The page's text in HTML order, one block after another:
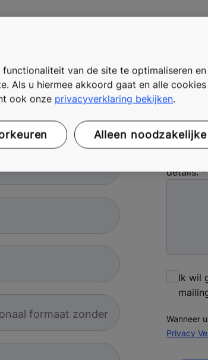
en ontvang een vrijblijvende offerte.
formaat zonder
Vertel
details.
Ik wil
Wanneer
Privacy
van de site te optimaliseren
Als u hiermee akkoord gaat en alle
ook onze privacyverklaring bekijken.
Alleen